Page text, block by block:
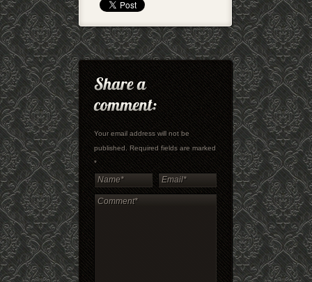
Your email address will not be
published. Required fields are marked
*